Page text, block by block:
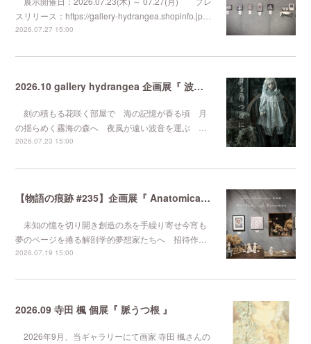
スリリース：https://gallery-hydrangea.shopinfo.jp…
2026.07.27 15:00
2026.10 gallery hydrangea 企画展『 波音を待つ夜に 』
刻の積もる花咲く部屋で 海の記憶が香る頃 月
の揺らめく霧海の森へ 夜風が遠い波音を運ぶ …
2026.07.23 15:00
【物語の痕跡 #235】企画展『 Anatomical Dreamer 』
未知の憶を切り開き創造の糸を手繰り寄せ今宵も
夢のページを捲る解剖学的夢想家たちへ 招待作…
2026.07.19 15:00
2026.09 寺田 楓 個展『 脈うつ根 』
2026年9月、当ギャラリーにて画家 寺田 楓さんの